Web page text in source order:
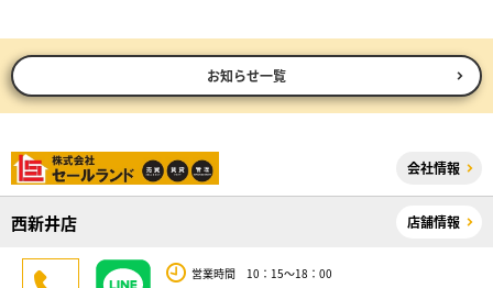
お知らせ一覧
会社情報
西新井店 店舗情報
営業時間 10：15～18：00